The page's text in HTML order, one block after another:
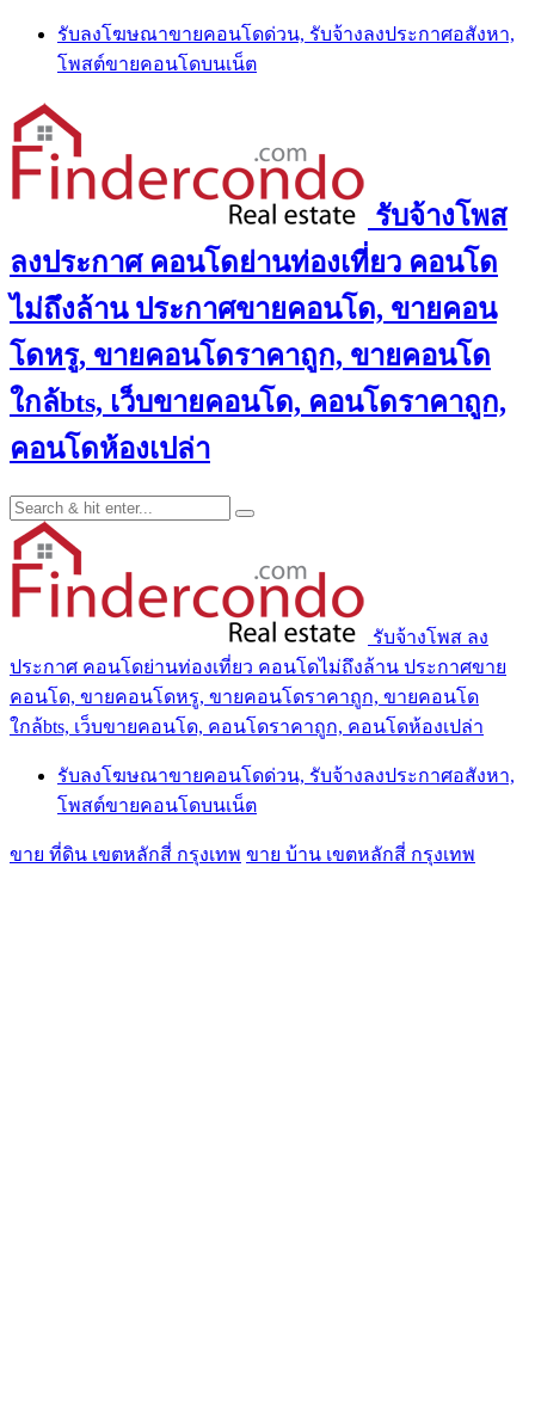
Skip
content
รับลงโฆษณาขายคอนโดด่วน, รับจ้างลงประกาศอสังหา,
โพสต์ขายคอนโดบนเน็ต
รับจ้างโพส
ลงประกาศ คอนโดย่านท่องเที่ยว คอนโด
ไม่ถึงล้าน ประกาศขายคอนโด, ขายคอน
โดหรู, ขายคอนโดราคาถูก, ขายคอนโด
ใกล้bts, เว็บขายคอนโด, คอนโดราคาถูก,
คอนโดห้องเปล่า
รับจ้างโพส ลง
ประกาศ คอนโดย่านท่องเที่ยว คอนโดไม่ถึงล้าน ประกาศขาย
คอนโด, ขายคอนโดหรู, ขายคอนโดราคาถูก, ขายคอนโด
ใกล้bts, เว็บขายคอนโด, คอนโดราคาถูก, คอนโดห้องเปล่า
รับลงโฆษณาขายคอนโดด่วน, รับจ้างลงประกาศอสังหา,
โพสต์ขายคอนโดบนเน็ต
ขาย ที่ดิน เขตหลักสี่ กรุงเทพ ขาย บ้าน เขตหลักสี่ กรุงเทพ